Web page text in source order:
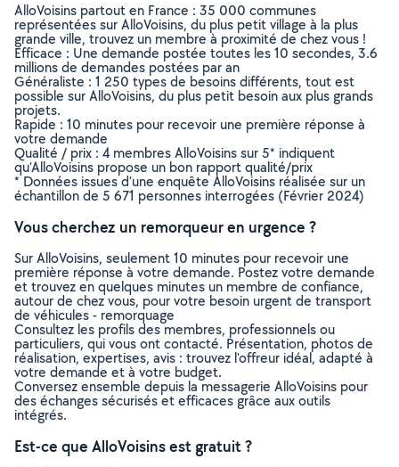
AlloVoisins partout en France : 35 000 communes
représentées sur AlloVoisins, du plus petit village à la plus
grande ville, trouvez un membre à proximité de chez vous !
Efficace : Une demande postée toutes les 10 secondes, 3.6
millions de demandes postées par an
Généraliste : 1 250 types de besoins différents, tout est
possible sur AlloVoisins, du plus petit besoin aux plus grands
projets.
Rapide : 10 minutes pour recevoir une première réponse à
votre demande
Qualité / prix : 4 membres AlloVoisins sur 5* indiquent
qu’AlloVoisins propose un bon rapport qualité/prix
* Données issues d’une enquête AlloVoisins réalisée sur un
échantillon de 5 671 personnes interrogées (Février 2024)
Vous cherchez un remorqueur en urgence ?
Sur AlloVoisins, seulement 10 minutes pour recevoir une
première réponse à votre demande. Postez votre demande
et trouvez en quelques minutes un membre de confiance,
autour de chez vous, pour votre besoin urgent de transport
de véhicules - remorquage
Consultez les profils des membres, professionnels ou
particuliers, qui vous ont contacté. Présentation, photos de
réalisation, expertises, avis : trouvez l'offreur idéal, adapté à
votre demande et à votre budget.
Conversez ensemble depuis la messagerie AlloVoisins pour
des échanges sécurisés et efficaces grâce aux outils
intégrés.
Est-ce que AlloVoisins est gratuit ?